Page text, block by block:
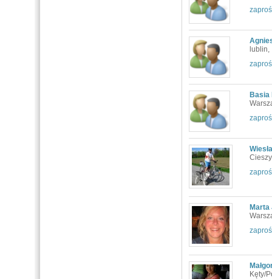
zaproś
lublin,
zaproś
Basia
zaproś
zaproś
Marta
zaproś
Kęty/